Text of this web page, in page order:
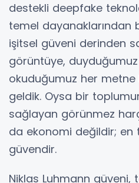
destekli deepfake
temel dayanaklarından
işitsel güveni derinden
görüntüye,
okuduğumuz her metne
geldik. Oysa bir
sağlayan görünmez
da ekonomi değildir; en
güvendir.
Niklas Luhmann güveni,